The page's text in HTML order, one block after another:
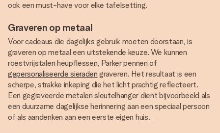
ook een must-have voor elke tafelsetting.
Graveren op metaal
Voor cadeaus die dagelijks gebruik moeten doorstaan, is
graveren op metaal een uitstekende keuze. We kunnen
roestvrijstalen heupflessen, Parker pennen of
gepersonaliseerde sieraden graveren. Het resultaat is een
scherpe, strakke inkeping die het licht prachtig reflecteert.
Een gegraveerde metalen sleutelhanger dient bijvoorbeeld als
een duurzame dagelijkse herinnering aan een speciaal persoon
of als aandenken aan een eerste eigen huis.